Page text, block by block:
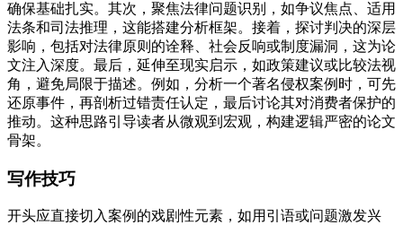
确保基础扎实。其次，聚焦法律问题识别，如争议焦点、适用
法条和司法推理，这能搭建分析框架。接着，探讨判决的深层
影响，包括对法律原则的诠释、社会反响或制度漏洞，这为论
文注入深度。最后，延伸至现实启示，如政策建议或比较法视
角，避免局限于描述。例如，分析一个著名侵权案例时，可先
还原事件，再剖析过错责任认定，最后讨论其对消费者保护的
推动。这种思路引导读者从微观到宏观，构建逻辑严密的论文
骨架。
写作技巧
开头应直接切入案例的戏剧性元素，如用引语或问题激发兴